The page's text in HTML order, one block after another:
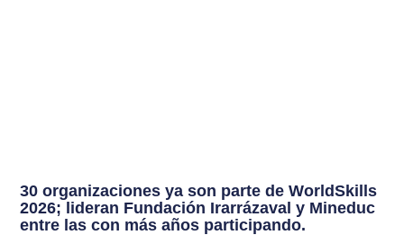
30 organizaciones ya son parte de WorldSkills
2026; lideran Fundación Irarrázaval y Mineduc
entre las con más años participando.